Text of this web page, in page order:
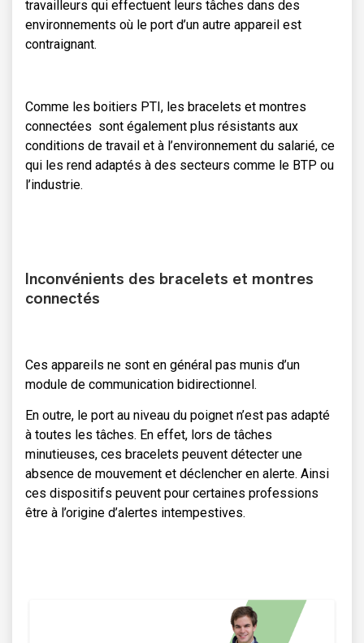
travailleurs qui effectuent leurs tâches dans des
environnements où le port d’un autre appareil est
contraignant.
Comme les boitiers PTI, les bracelets et montres
connectées sont également plus résistants aux
conditions de travail et à l’environnement du salarié, ce
qui les rend adaptés à des secteurs comme le BTP ou
l’industrie.
Inconvénients des bracelets et montres
connectés
Ces appareils ne sont en général pas munis d’un
module de communication bidirectionnel.
En outre, le port au niveau du poignet n’est pas adapté
à toutes les tâches. En effet, lors de tâches
minutieuses, ces bracelets peuvent détecter une
absence de mouvement et déclencher en alerte. Ainsi
ces dispositifs peuvent pour certaines professions
être à l’origine d’alertes intempestives.